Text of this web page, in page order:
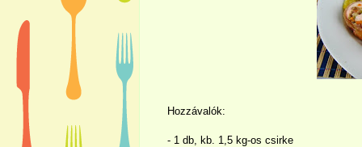
Hozzávalók:
- 1 db, kb. 1,5 kg-os csirke